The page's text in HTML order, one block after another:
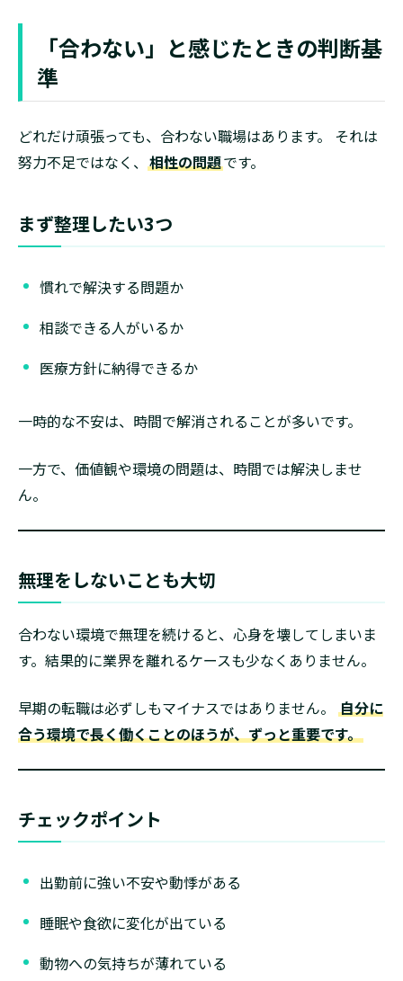
「合わない」と感じたときの判断基
準
どれだけ頑張っても、合わない職場はあります。 それは
努力不足ではなく、 相性の問題です。
まず整理したい3つ
慣れで解決する問題か
相談できる人がいるか
医療方針に納得できるか
一時的な不安は、時間で解消されることが多いです。
一方で、価値観や環境の問題は、時間では解決しませ
ん。
無理をしないことも大切
合わない環境で無理を続けると、心身を壊してしまいま
す。結果的に業界を離れるケースも少なくありません。
早期の転職は必ずしもマイナスではありません。 自分に
合う環境で長く働くことのほうが、ずっと重要です。
チェックポイント
出勤前に強い不安や動悸がある
睡眠や食欲に変化が出ている
動物への気持ちが薄れている